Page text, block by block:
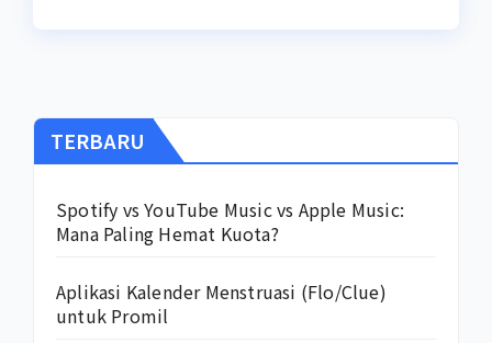
TERBARU
Spotify vs YouTube Music vs Apple Music:
Mana Paling Hemat Kuota?
Aplikasi Kalender Menstruasi (Flo/Clue)
untuk Promil